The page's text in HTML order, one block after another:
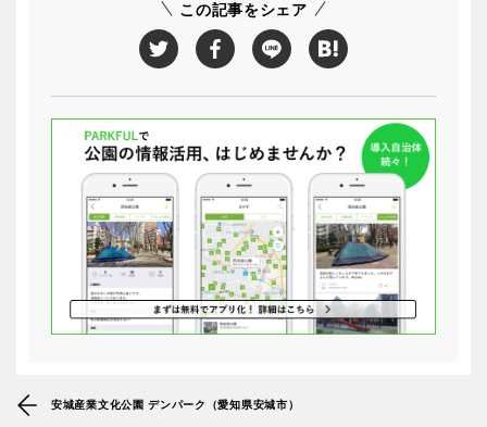
この記事をシェア
安城産業文化公園 デンパーク（愛知県安城市）